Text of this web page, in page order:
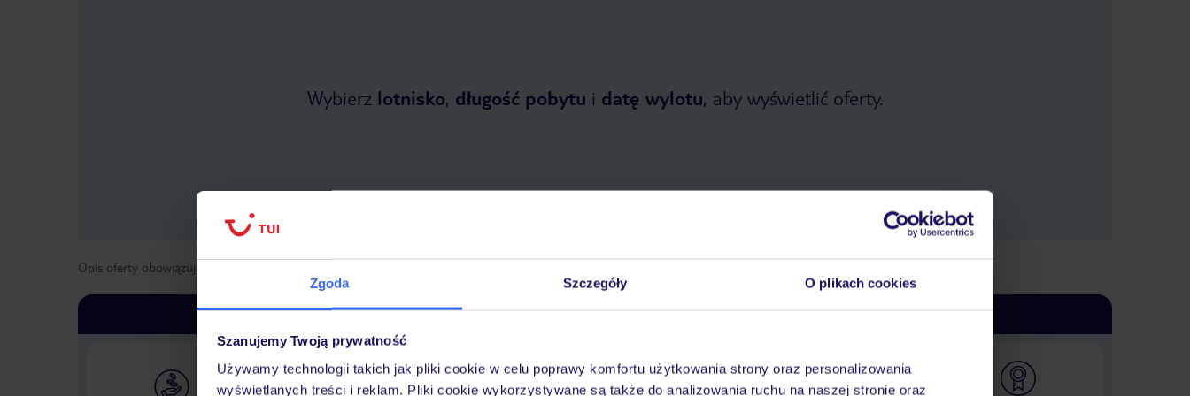
Zgoda Szczegóły O plikach cookies
Szanujemy Twoją prywatność
Używamy technologii takich jak pliki cookie w celu poprawy komfortu użytkowania strony oraz personalizowania
wyświetlanych treści i reklam. Pliki cookie wykorzystywane są także do analizowania ruchu na naszej stronie oraz
Wybierz lotnisko, długość pobytu i datę wylotu, aby wyświetlić oferty.
Opis oferty obowiązuje dla wyjazdów w terminie
Dlaczego warto wybrać TUI?